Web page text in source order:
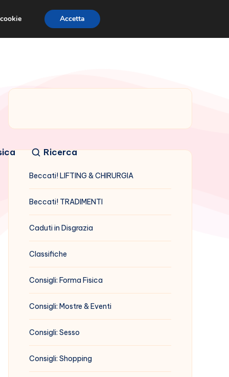
Ricerca
Beccati! LIFTING & CHIRURGIA
Beccati! TRADIMENTI
Caduti in Disgrazia
Classifiche
Consigli: Forma Fisica
Consigli: Mostre & Eventi
Consigli: Sesso
Consigli: Shopping
Accetta